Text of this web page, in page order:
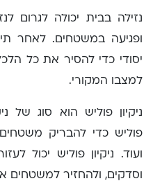
נזילה בבית יכולה לגרום
ופגיעה במשטחים. לאחר
יסודי כדי להסיר את כל
למצבו המקורי.
ניקיון פוליש הוא סוג של
פוליש כדי להבריק
ועוד. ניקיון פוליש יכול
וסדקים, ולהחזיר